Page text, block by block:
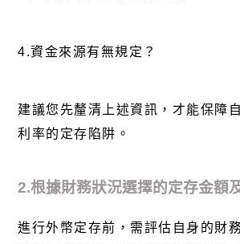
4.資金來源有無規定？
建議您先釐清上述資訊，才能保障
利率的定存陷阱。
2.根據財務狀況選擇的定存金額
進行外幣定存前，需評估自身的財